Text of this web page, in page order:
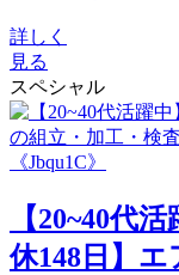
詳しく
見る
スペシャル
【20~40代
休148日】